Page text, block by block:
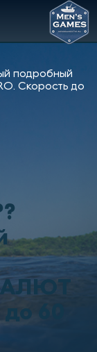
подробный
Скорость до
60